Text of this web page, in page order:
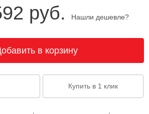
руб. Нашли дешевле?